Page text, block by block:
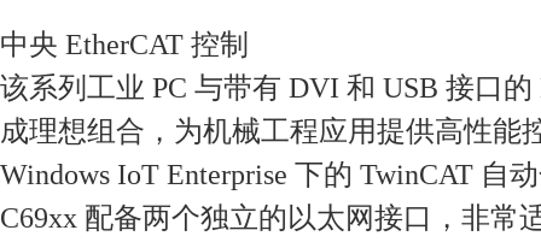
中央 EtherCAT 控制
该系列工业 PC 与带有 DVI 和 USB 接口
成理想组合，为机械工程应用提供高性能
Windows IoT Enterprise 下的 TwinCAT 自
C69xx 配备两个独立的以太网接口，非常